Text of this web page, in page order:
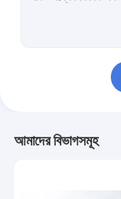
উল্লম্ব কাটন ড্রায়ার
আমাদের বিভাগসমূহ